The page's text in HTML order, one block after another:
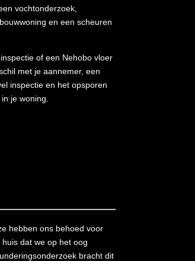
vochtonderzoek,
en een scheuren
of een Nehobo vloer
met je aannemer, een
inspectie en het opsporen
je woning.
hebben ons behoed voor
dat we op het oog
bracht dit